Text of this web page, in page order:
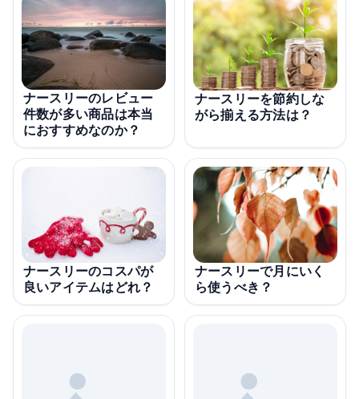
ナースリーのレビュー
件数が多い商品は本当
におすすめなのか？
ナースリーを節約しな
がら揃える方法は？
ナースリーのコスパが
良いアイテムはどれ？
ナースリーで月にいく
ら使うべき？